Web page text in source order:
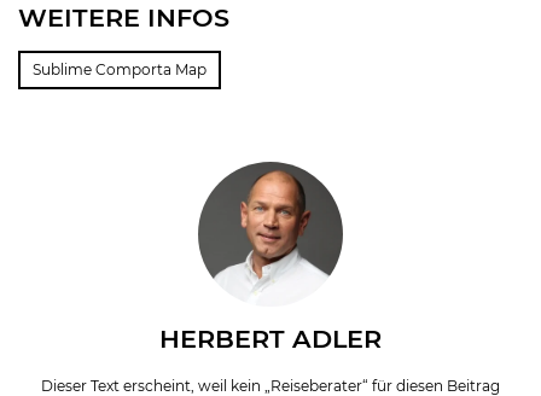
WEITERE INFOS
Sublime Comporta Map
HERBERT ADLER
Dieser Text erscheint, weil kein „Reiseberater“ für diesen Beitrag